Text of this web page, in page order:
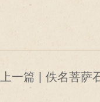
上一篇 | 佚名菩萨